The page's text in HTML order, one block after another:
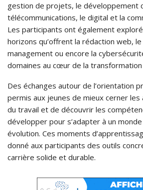
gestion de projets, le développement
télécommunications, le digital et la
Les participants ont également
horizons qu’offrent la rédaction web,
management ou encore la
domaines au cœur de la transformation
Des échanges autour de l’orientation
permis aux jeunes de mieux cerner
du travail et de découvrir les
développer pour s’adapter à un
évolution. Ces moments
donné aux participants des outils
carrière solide et durable.